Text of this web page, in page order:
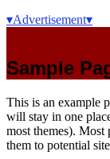
▾Advertisement▾
Sample
This is an example
will stay in one
most themes). Most
them to potential